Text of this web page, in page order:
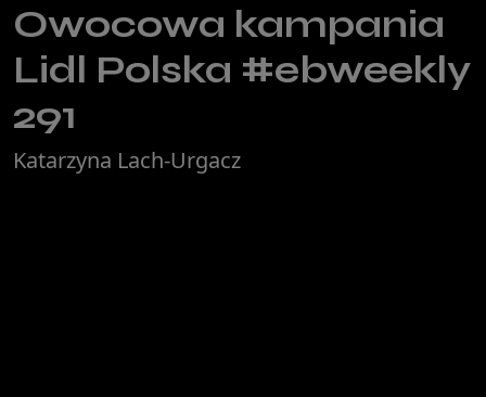
Owocowa kampania
Lidl Polska #ebweekly
291
Katarzyna Lach-Urgacz